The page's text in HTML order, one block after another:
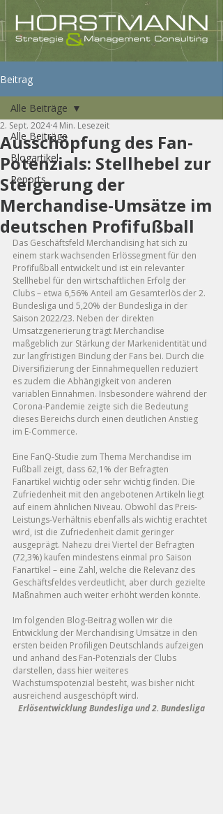
Beitrag
Alle Beiträge
Blogartikel
Reports
Alle Beiträge
Ausschöpfung des Fan-
Potenzials: Stellhebel zur
Steigerung der
Merchandise-Umsätze im
deutschen Profifußball
2. Sept. 2024 4 Min. Lesezeit
Das Geschäftsfeld Merchandising hat sich zu
einem stark wachsenden Erlössegment für den
Profifußball entwickelt und ist ein relevanter
Stellhebel für den wirtschaftlichen Erfolg der
Clubs – etwa 6,56% Anteil am Gesamterlös der 2.
Bundesliga und 5,20% der Bundesliga in der
Saison 2022/23. Neben der direkten
Umsatzgenerierung trägt Merchandise
maßgeblich zur Stärkung der Markenidentität und
zur langfristigen Bindung der Fans bei. Durch die
Diversifizierung der Einnahmequellen reduziert
es zudem die Abhängigkeit von anderen
variablen Einnahmen. Insbesondere während der
Corona-Pandemie zeigte sich die Bedeutung
dieses Bereichs durch einen deutlichen Anstieg
im E-Commerce.
Eine FanQ-Studie zum Thema Merchandise im
Fußball zeigt, dass 62,1% der Befragten
Fanartikel wichtig oder sehr wichtig finden. Die
Zufriedenheit mit den angebotenen Artikeln liegt
auf einem ähnlichen Niveau. Obwohl das Preis-
Leistungs-Verhältnis ebenfalls als wichtig erachtet
wird, ist die Zufriedenheit damit geringer
ausgeprägt. Nahezu drei Viertel der Befragten
(72,3%) kaufen mindestens einmal pro Saison
Fanartikel – eine Zahl, welche die Relevanz des
Geschäftsfeldes verdeutlicht, aber durch gezielte
Maßnahmen auch weiter erhöht werden könnte.
Im folgenden Blog-Beitrag wollen wir die
Entwicklung der Merchandising Umsätze in den
ersten beiden Profiligen Deutschlands aufzeigen
und anhand des Fan-Potenzials der Clubs
darstellen, dass hier weiteres
Wachstumspotenzial besteht, was bisher nicht
ausreichend ausgeschöpft wird.
Erlösentwicklung Bundesliga und 2. Bundesliga